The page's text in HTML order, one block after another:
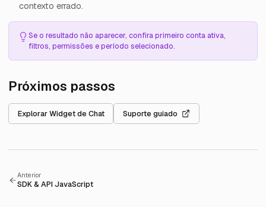
contexto errado.
Se o resultado não aparecer, confira primeiro conta ativa,
filtros, permissões e período selecionado.
Próximos passos
ExplorarWidget de Chat Suporte guiado
Anterior
SDK & API JavaScript